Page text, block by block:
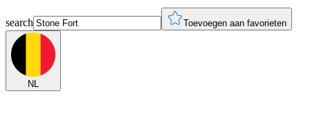
search Toevoegen aan favorieten
NL